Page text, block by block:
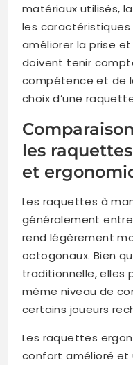
matériaux utilisés,
les
améliorer la prise
doivent tenir
compétence et de
choix d’une
les
et
Les raquettes à
généralement
rend légèrement
octogonaux. Bien
traditionnelle, elles
même niveau de
certains joueurs
Les raquettes
confort amélioré et